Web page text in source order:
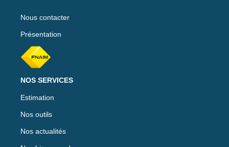
Nous contacter
Présentation
NOS SERVICES
Estimation
Nos outils
Nos actualités